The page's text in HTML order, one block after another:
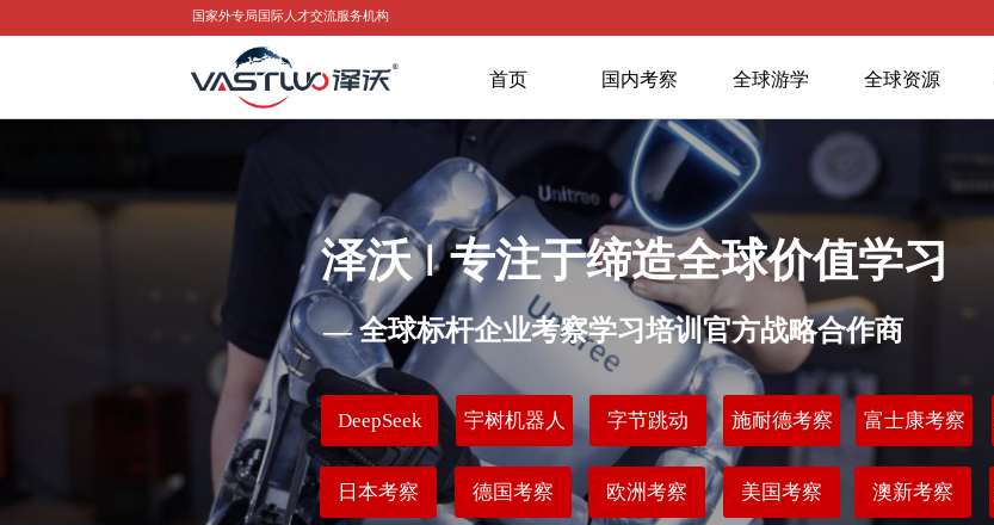
泽沃I 专注于缔造全球价值学习
— 全球标杆企业考察学习培训官方战略合作商
首页 国内考察 全球游学 全球资源
国家外专局国际人才交流服务机构
日本考察
日本考察
DeepSeek
德国考察
宇树机器人
欧洲考察
字节跳动 施耐德考察
美国考察 澳新考察
富士康考察